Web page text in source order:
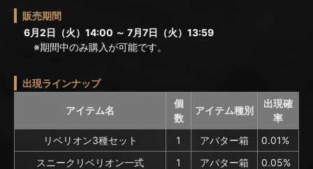
販売期間
6月2日（火）14:00 ～ 7月7日（火）13:59
※期間中のみ購入が可能です。
出現ラインナップ
アイテム名
個
数
アイテム種別
出現確
率
リベリオン3種セット
1 アバター箱
0.01%
スニークリベリオン一式
1 アバター箱
0.05%